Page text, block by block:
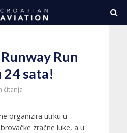
Run
24 sata!
čitanja
organizira utrku u
zračne luke, a u